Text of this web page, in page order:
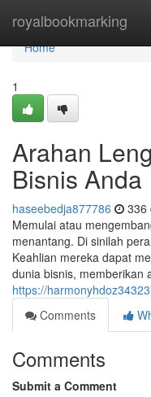
royalbookmarking
Home
Home
1
Arahan
Bisnis Anda
haseebedja877786 336
Memulai atau
menantang. Di sinilah
Keahlian mereka dapat
dunia bisnis, memberikan
https://
Comments
Comments
Submit a Comment